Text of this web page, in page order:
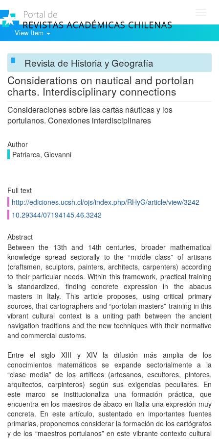
View Item
Revista de Historia y Geografía
Considerations on nautical and portolan
charts. Interdisciplinary connections
Consideraciones sobre las cartas náuticas y los
portulanos. Conexiones interdisciplinares
Author
Patriarca, Giovanni
Full text
http://ediciones.ucsh.cl/ojs/index.php/RHyG/article/view/3242
10.29344/07194145.46.3242
Abstract
Between the 13th and 14th centuries, broader mathematical
knowledge spread sectorally to the “middle class” of artisans
(craftsmen, sculptors, painters, architects, carpenters) according
to their particular needs. Within this framework, practical training
is standardized, finding concrete expression in the abacus
masters in Italy. This article proposes, using critical primary
sources, that cartographers and “portolan masters” training in this
vibrant cultural context is a uniting path between the ancient
navigation traditions and the new techniques with their normative
and commercial customs.
Entre el siglo XIII y XIV la difusión más amplia de los
conocimientos matemáticos se expande sectorialmente a la
“clase media” de los artífices (artesanos, escultores, pintores,
arquitectos, carpinteros) según sus exigencias peculiares. En
este marco se institucionaliza una formación práctica, que
encuentra en los maestros de ábaco en Italia una expresión muy
concreta. En este artículo, sustentado en importantes fuentes
primarias, proponemos considerar la formación de los cartógrafos
y de los “maestros portulanos” en este vibrante contexto cultural